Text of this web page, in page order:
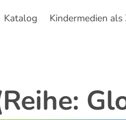
Katalog Kindermedien als